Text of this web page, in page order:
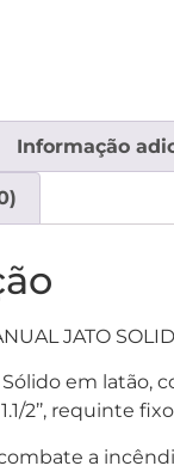
Informação
JATO
em latão,
2’’, requinte
a